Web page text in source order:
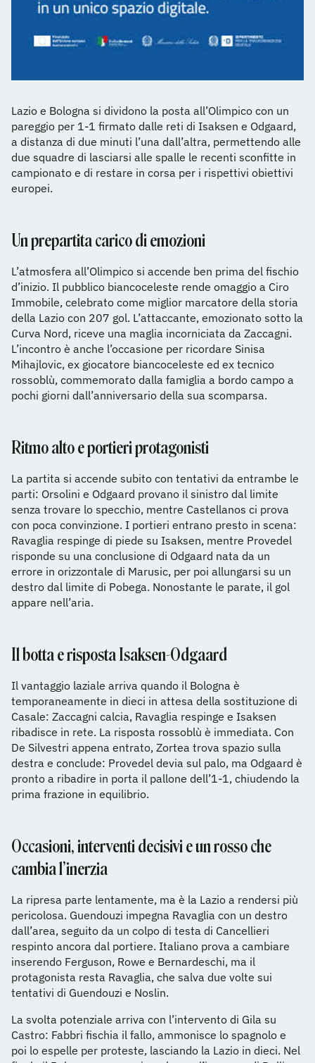
Lazio e Bologna si dividono la posta all’Olimpico con un
pareggio per 1-1 firmato dalle reti di Isaksen e Odgaard,
a distanza di due minuti l’una dall’altra, permettendo alle
due squadre di lasciarsi alle spalle le recenti sconfitte in
campionato e di restare in corsa per i rispettivi obiettivi
europei.
Un prepartita carico di emozioni
L’atmosfera all’Olimpico si accende ben prima del fischio
d’inizio. Il pubblico biancoceleste rende omaggio a Ciro
Immobile, celebrato come miglior marcatore della storia
della Lazio con 207 gol. L’attaccante, emozionato sotto la
Curva Nord, riceve una maglia incorniciata da Zaccagni.
L’incontro è anche l’occasione per ricordare Sinisa
Mihajlovic, ex giocatore biancoceleste ed ex tecnico
rossoblù, commemorato dalla famiglia a bordo campo a
pochi giorni dall’anniversario della sua scomparsa.
Ritmo alto e portieri protagonisti
La partita si accende subito con tentativi da entrambe le
parti: Orsolini e Odgaard provano il sinistro dal limite
senza trovare lo specchio, mentre Castellanos ci prova
con poca convinzione. I portieri entrano presto in scena:
Ravaglia respinge di piede su Isaksen, mentre Provedel
risponde su una conclusione di Odgaard nata da un
errore in orizzontale di Marusic, per poi allungarsi su un
destro dal limite di Pobega. Nonostante le parate, il gol
appare nell’aria.
Il botta e risposta Isaksen-Odgaard
Il vantaggio laziale arriva quando il Bologna è
temporaneamente in dieci in attesa della sostituzione di
Casale: Zaccagni calcia, Ravaglia respinge e Isaksen
ribadisce in rete. La risposta rossoblù è immediata. Con
De Silvestri appena entrato, Zortea trova spazio sulla
destra e conclude: Provedel devia sul palo, ma Odgaard è
pronto a ribadire in porta il pallone dell’1-1, chiudendo la
prima frazione in equilibrio.
Occasioni, interventi decisivi e un rosso che
cambia l’inerzia
La ripresa parte lentamente, ma è la Lazio a rendersi più
pericolosa. Guendouzi impegna Ravaglia con un destro
dall’area, seguito da un colpo di testa di Cancellieri
respinto ancora dal portiere. Italiano prova a cambiare
inserendo Ferguson, Rowe e Bernardeschi, ma il
protagonista resta Ravaglia, che salva due volte sui
tentativi di Guendouzi e Noslin.
La svolta potenziale arriva con l’intervento di Gila su
Castro: Fabbri fischia il fallo, ammonisce lo spagnolo e
poi lo espelle per proteste, lasciando la Lazio in dieci. Nel